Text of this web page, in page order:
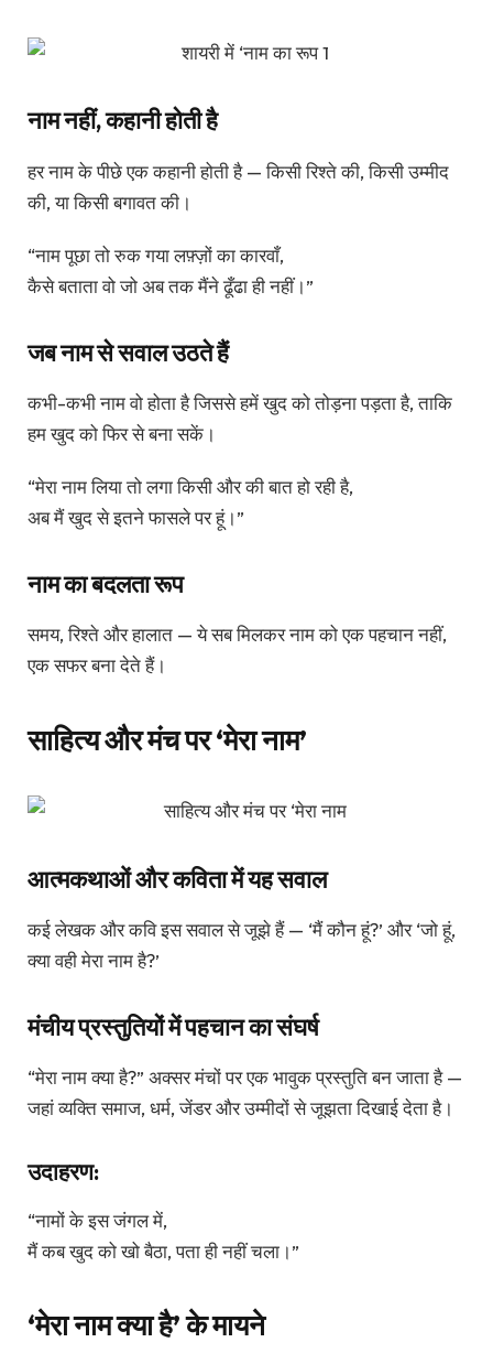
नाम नहीं, कहानी होती है
हर नाम के पीछे एक कहानी होती है — किसी रिश्ते की, किसी उम्मीद
की, या किसी बगावत की।
“नाम पूछा तो रुक गया लफ़्ज़ों का कारवाँ,
कैसे बताता वो जो अब तक मैंने ढूँढा ही नहीं।”
जब नाम से सवाल उठते हैं
कभी-कभी नाम वो होता है जिससे हमें खुद को तोड़ना पड़ता है, ताकि
हम खुद को फिर से बना सकें।
“मेरा नाम लिया तो लगा किसी और की बात हो रही है,
अब मैं खुद से इतने फासले पर हूं।”
नाम का बदलता रूप
समय, रिश्ते और हालात — ये सब मिलकर नाम को एक पहचान नहीं,
एक सफर बना देते हैं।
साहित्य और मंच पर ‘मेरा नाम’
आत्मकथाओं और कविता में यह सवाल
कई लेखक और कवि इस सवाल से जूझे हैं — ‘मैं कौन हूं?’ और ‘जो हूं,
क्या वही मेरा नाम है?’
मंचीय प्रस्तुतियों में पहचान का संघर्ष
“मेरा नाम क्या है?” अक्सर मंचों पर एक भावुक प्रस्तुति बन जाता है —
जहां व्यक्ति समाज, धर्म, जेंडर और उम्मीदों से जूझता दिखाई देता है।
उदाहरण:
“नामों के इस जंगल में,
मैं कब खुद को खो बैठा, पता ही नहीं चला।”
‘मेरा नाम क्या है’ के मायने